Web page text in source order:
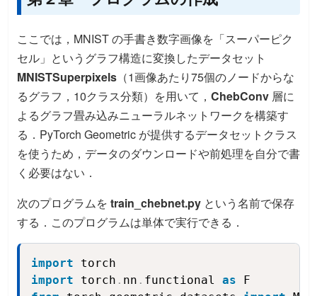
ここでは，MNIST の手書き数字画像を「スーパーピク
セル」というグラフ構造に変換したデータセット
MNISTSuperpixels （1画像あたり75個のノードからな
るグラフ，10クラス分類）を用いて， ChebConv 層に
よるグラフ畳み込みニューラルネットワークを構築す
る．PyTorch Geometric が提供するデータセットクラス
を使うため，データのダウンロードや前処理を自分で書
く必要はない．
次のプログラムを train_chebnet.py という名前で保存
する．このプログラムは単体で実行できる．
import
import torch . nn . functional as